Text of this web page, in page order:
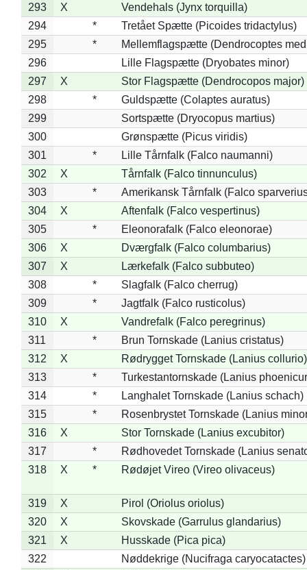
293
X
Vendehals (Jynx torquilla)
294
*
Tretået Spætte (Picoides tridactylus)
295
*
Mellemflagspætte (Dendrocoptes
296
Lille Flagspætte (Dryobates minor)
297
X
Stor Flagspætte (Dendrocopos major)
298
*
Guldspætte (Colaptes auratus)
299
Sortspætte (Dryocopus martius)
300
Grønspætte (Picus viridis)
301
*
Lille Tårnfalk (Falco naumanni)
302
X
Tårnfalk (Falco tinnunculus)
303
*
Amerikansk Tårnfalk (Falco
304
X
Aftenfalk (Falco vespertinus)
305
*
Eleonorafalk (Falco eleonorae)
306
X
Dværgfalk (Falco columbarius)
307
X
Lærkefalk (Falco subbuteo)
308
*
Slagfalk (Falco cherrug)
309
*
Jagtfalk (Falco rusticolus)
310
X
Vandrefalk (Falco peregrinus)
311
*
Brun Tornskade (Lanius cristatus)
312
X
Rødrygget Tornskade (Lanius collurio)
313
*
Turkestantornskade (Lanius
314
*
Langhalet Tornskade (Lanius schach)
315
*
Rosenbrystet Tornskade (Lanius
316
X
Stor Tornskade (Lanius excubitor)
317
*
Rødhovedet Tornskade (Lanius
318
X * Rødøjet Vireo (Vireo olivaceus)
319 X
Pirol (Oriolus oriolus)
320
X
Skovskade (Garrulus glandarius)
321
X
Husskade (Pica pica)
322
Nøddekrige (Nucifraga caryocatactes)